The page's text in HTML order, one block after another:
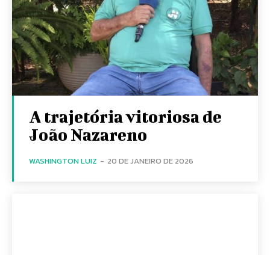
A trajetória vitoriosa de
João Nazareno
WASHINGTON LUIZ - 20 DE JANEIRO DE 2026